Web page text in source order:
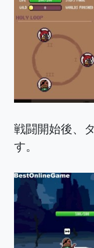
戦闘開始後、
す。